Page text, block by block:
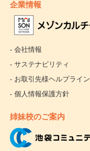
企業情報
- 会社情報
- サステナビリティ
- お取引先様ヘルプライン
- 個人情報保護方針
姉妹校のご案内